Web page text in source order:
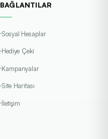
BAĞLANTILAR
Sosyal Hesaplar
Hediye Çeki
Kampanyalar
Site Haritası
İletişim